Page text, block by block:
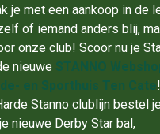
je met een aankoop in de
of iemand anders blij,
onze club! Scoor nu je
nieuwe STANNO
en Sporthuis Ten Cate
Stanno clublijn bestel
nieuwe Derby Star bal,